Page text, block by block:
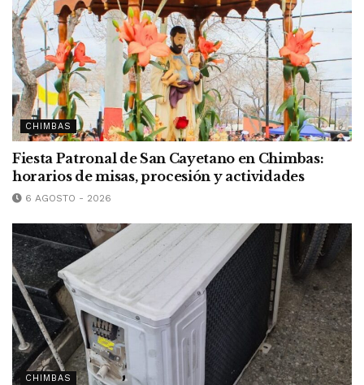
CHIMBAS
Fiesta Patronal de San Cayetano en Chimbas:
horarios de misas, procesión y actividades
6 AGOSTO - 2026
CHIMBAS